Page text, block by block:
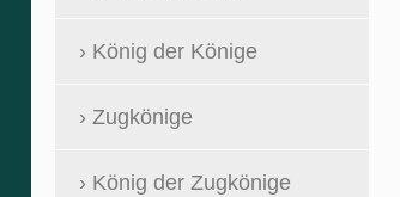
König der Könige
Zugkönige
König der Zugkönige